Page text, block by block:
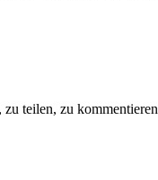
teilen, zu